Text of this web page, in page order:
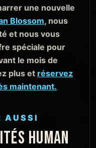
une nouvelle
Blossom, nous
et nous vous
spéciale pour
le mois de
plus et réservez
maintenant.
AUSSI
HUMAN